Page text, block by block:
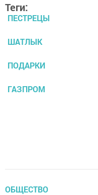
Теги:
ПЕСТРЕЦЫ
ШАТЛЫК
ПОДАРКИ
ГАЗПРОМ
ОБЩЕСТВО